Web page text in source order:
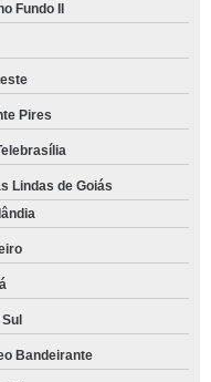
Fundo II
Pires
Lindas de Goiás
Bandeirante